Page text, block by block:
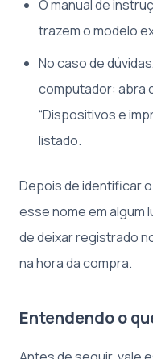
O manual de
trazem o modelo
No caso de
computador: abra
“Dispositivos e
listado.
Depois de identificar
esse nome em algum
de deixar registrado
na hora da compra.
Entendendo o